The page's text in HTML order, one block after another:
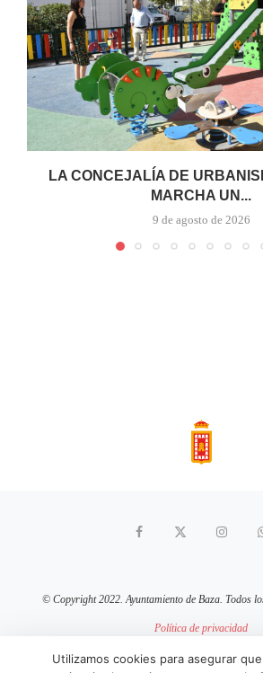
LA CONCEJALÍA DE
MARCHA UN...
9 de agosto de 2026
© Copyright 2022. Ayuntamiento de Baza. Todos
Política de privacidad
Política de cookies
Utilizamos cookies para asegurar